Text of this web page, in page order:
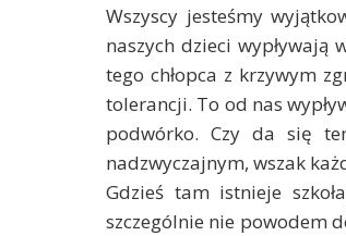
Wszyscy jesteśmy
naszych dzieci wypływają
tego chłopca z krzywym
tolerancji. To od nas
podwórko. Czy da się
nadzwyczajnym, wszak
Gdzieś tam istnieje
szczególnie nie powodem